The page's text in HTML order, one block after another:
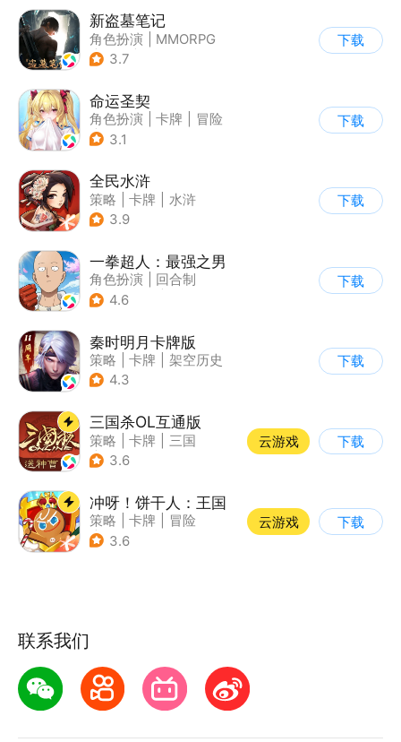
新盗墓笔记
角色扮演
MMORPG
| 冒险
3.7
下载
命运圣契
角色扮演 卡牌
冒险
| 美少女
3.1
下载
全民水浒
策略 卡牌
水浒
| 中国风
3.9
下载
一拳超人：最强之男
角色扮演
回合制
| 动漫改编
4.6
下载
秦时明月卡牌版
策略 卡牌
架空历史
| 秦时明月
4.3
下载
三国杀OL互通版
策略 卡牌
三国
| 三国杀
3.6
云游戏 下载
冲呀！饼干人：王国
策略 卡牌
冒险
| 卡通
3.6
云游戏 下载
联系我们